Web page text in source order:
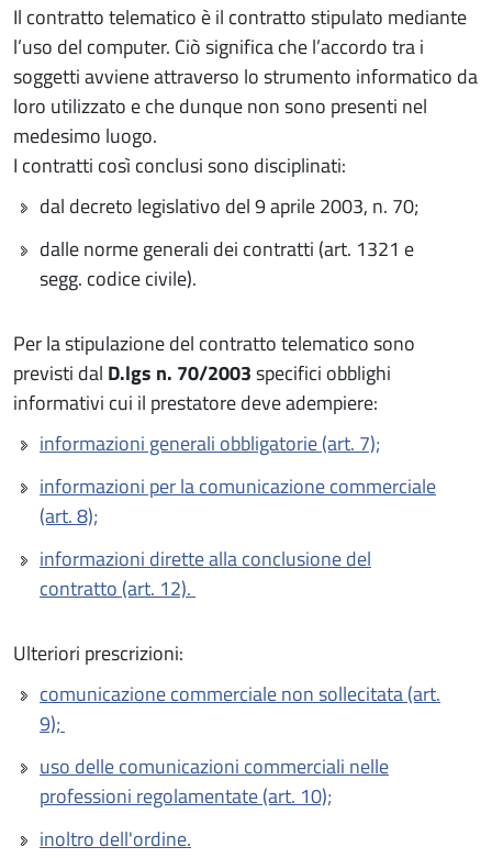
Il contratto telematico è il contratto stipulato mediante
l’uso del computer. Ciò significa che l’accordo tra i
soggetti avviene attraverso lo strumento informatico da
loro utilizzato e che dunque non sono presenti nel
medesimo luogo.
I contratti così conclusi sono disciplinati:
dal decreto legislativo del 9 aprile 2003, n. 70;
dalle norme generali dei contratti (art. 1321 e
segg. codice civile).
Per la stipulazione del contratto telematico sono
previsti dal D.lgs n. 70/2003specifici obblighi
informativi cui il prestatore deve adempiere:
informazioni generali obbligatorie (art. 7);
informazioni per la comunicazione commerciale
(art. 8);
informazioni dirette alla conclusione del
contratto (art. 12).
Ulteriori prescrizioni:
comunicazione commerciale non sollecitata (art.
9);
uso delle comunicazioni commerciali nelle
professioni regolamentate (art. 10);
inoltro dell'ordine.